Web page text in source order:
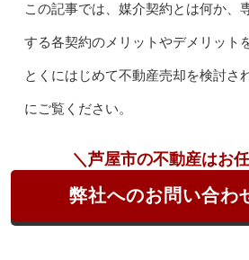
この記事では、媒介契約とは何か、
する各契約のメリットやデメリット
とくにはじめて不動産売却を検討さ
にご覧ください。
＼芦屋市の不動産はお
弊社へのお問い合わ